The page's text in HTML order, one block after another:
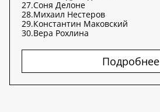
27.Соня Делоне
28.Михаил Нестеров
29.Константин Маковский
30.Вера Рохлина
Подробнее